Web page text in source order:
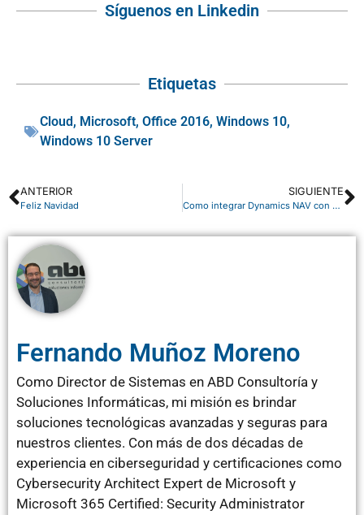
Síguenos en Linkedin
Etiquetas
Cloud, Microsoft, Office 2016, Windows 10,
Windows 10 Server
ANTERIOR
Feliz Navidad
SIGUIENTE
Como integrar Dynamics NAV con Office 365
Fernando Muñoz Moreno
Como Director de Sistemas en ABD Consultoría y
Soluciones Informáticas, mi misión es brindar
soluciones tecnológicas avanzadas y seguras para
nuestros clientes. Con más de dos décadas de
experiencia en ciberseguridad y certificaciones como
Cybersecurity Architect Expert de Microsoft y
Microsoft 365 Certified: Security Administrator